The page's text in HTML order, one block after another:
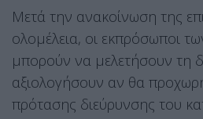
Μετά την ανακοίνωση της
ολομέλεια, οι εκπρόσωποι
μπορούν να μελετήσουν τη
αξιολογήσουν αν θα
πρότασης διεύρυνσης του